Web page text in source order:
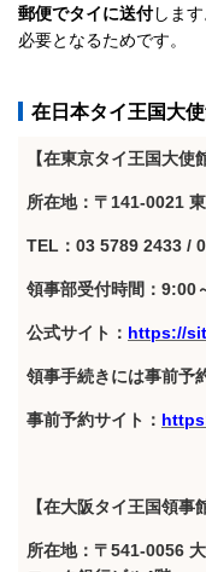
郵便でタイに送付しま
必要となるためです。
在日本タイ王国大
【在東京タイ王国大使
所在地：〒141-0021
TEL：03 5789 2433 /
領事部受付時間：9:00
公式サイト： https://
領事手続きには事前予
事前予約サイト：
【在大阪タイ王国領事
所在地：〒541-0056